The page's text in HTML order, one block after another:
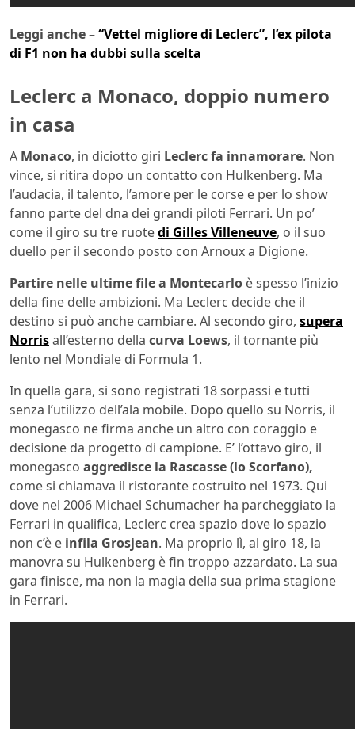
Leggi anche –“Vettel migliore di Leclerc”, l’ex pilota
di F1 non ha dubbi sulla scelta
Leclerc a Monaco, doppio numero
in casa
A Monaco, in diciotto giri Leclerc fa innamorare. Non
vince, si ritira dopo un contatto con Hulkenberg. Ma
l’audacia, il talento, l’amore per le corse e per lo show
fanno parte del dna dei grandi piloti Ferrari. Un po’
come il giro su tre ruotedi Gilles Villeneuve, o il suo
duello per il secondo posto con Arnoux a Digione.
Partire nelle ultime file a Montecarlo è spesso l’inizio
della fine delle ambizioni. Ma Leclerc decide che il
destino si può anche cambiare. Al secondo giro, supera
Norrisall’esterno della curva Loews, il tornante più
lento nel Mondiale di Formula 1.
In quella gara, si sono registrati 18 sorpassi e tutti
senza l’utilizzo dell’ala mobile. Dopo quello su Norris, il
monegasco ne firma anche un altro con coraggio e
decisione da progetto di campione. E’ l’ottavo giro, il
monegasco aggredisce la Rascasse (lo Scorfano),
come si chiamava il ristorante costruito nel 1973. Qui
dove nel 2006 Michael Schumacher ha parcheggiato la
Ferrari in qualifica, Leclerc crea spazio dove lo spazio
non c’è e infila Grosjean. Ma proprio lì, al giro 18, la
manovra su Hulkenberg è fin troppo azzardato. La sua
gara finisce, ma non la magia della sua prima stagione
in Ferrari.